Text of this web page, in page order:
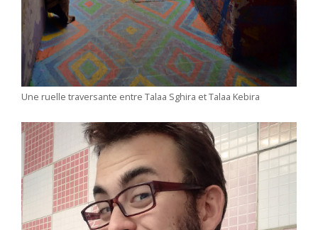
Une ruelle traversante entre Talaa Sghira et Talaa Kebira